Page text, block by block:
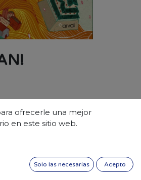
ofrecerle una mejor
en este sitio web.
Solo las necesarias Acepto